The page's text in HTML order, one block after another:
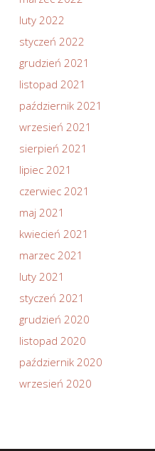
luty 2022
styczeń 2022
grudzień 2021
listopad 2021
październik 2021
wrzesień 2021
sierpień 2021
lipiec 2021
czerwiec 2021
maj 2021
kwiecień 2021
marzec 2021
luty 2021
styczeń 2021
grudzień 2020
listopad 2020
październik 2020
wrzesień 2020